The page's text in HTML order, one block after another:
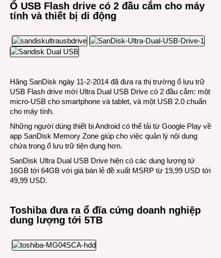
Ổ USB Flash drive có 2 đầu cắm cho máy
tính và thiết bị di động
Hãng SanDisk ngày 11-2-2014 đã đưa ra thị trường ổ lưu trữ
USB Flash drive mới Ultra Dual USB Drive có 2 đầu cắm: một
micro-USB cho smartphone và tablet, và một USB 2.0 chuẩn
cho máy tính.
Những người dùng thiết bị Android có thể tải từ Google Play về
app SanDisk Memory Zone giúp cho việc quản lý nội dung
chứa trong ổ lưu trữ tiện dụng hơn.
SanDisk Ultra Dual USB Drive hiện có các dung lượng tứ
16GB tới 64GB với giá bán lẻ đề xuất MSRP từ 19,99 USD tới
49,99 USD.
Toshiba đưa ra ổ đĩa cứng doanh nghiệp
dung lượng tới 5TB